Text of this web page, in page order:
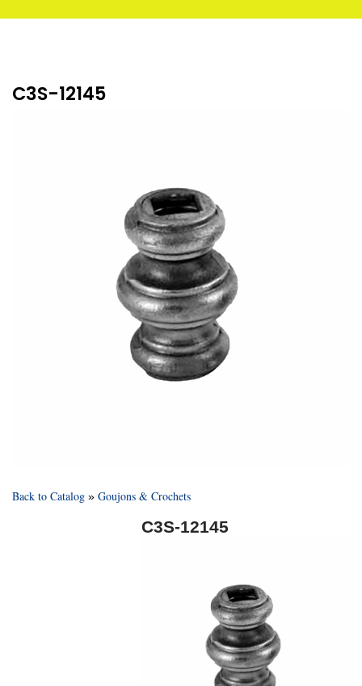
C3S-12145
Back to Catalog Goujons & Crochets
C3S-12145